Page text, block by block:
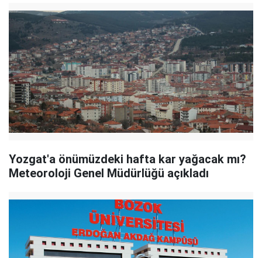
Yozgat'a önümüzdeki hafta kar yağacak mı?
Meteoroloji Genel Müdürlüğü açıkladı